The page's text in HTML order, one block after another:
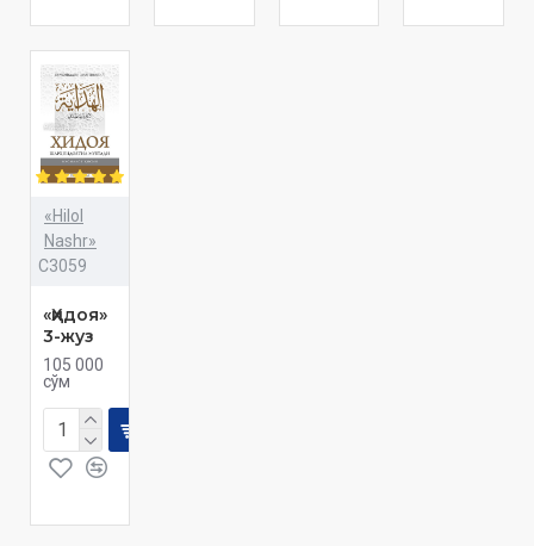
«Hilol
Nashr»
C3059
«Ҳидоя»
3-жуз
105 000
сўм